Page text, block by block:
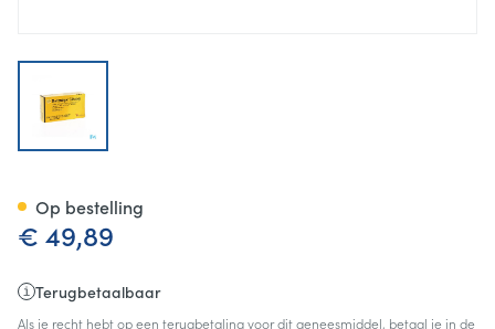
€ 49,89
Terugbetaalbaar
Als je recht hebt op een terugbetaling voor dit geneesmiddel, betaal je in de
Op bestelling